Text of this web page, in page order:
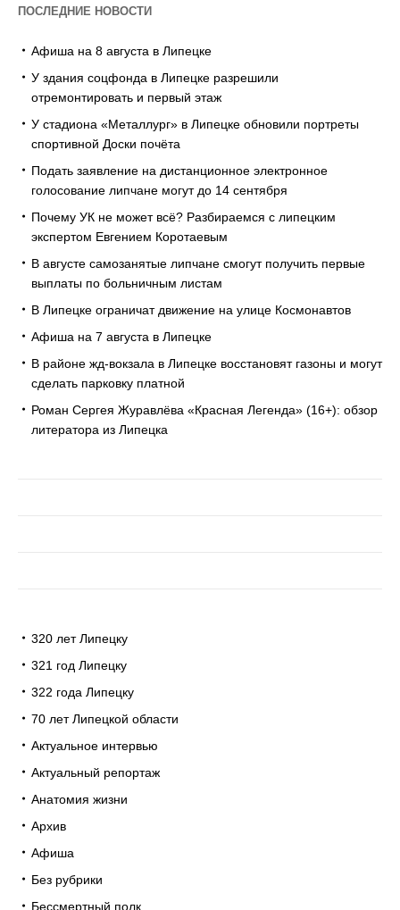
ПОСЛЕДНИЕ НОВОСТИ
Афиша на 8 августа в Липецке
У здания соцфонда в Липецке разрешили
отремонтировать и первый этаж
У стадиона «Металлург» в Липецке обновили портреты
спортивной Доски почёта
Подать заявление на дистанционное электронное
голосование липчане могут до 14 сентября
Почему УК не может всё? Разбираемся с липецким
экспертом Евгением Коротаевым
В августе самозанятые липчане смогут получить первые
выплаты по больничным листам
В Липецке ограничат движение на улице Космонавтов
Афиша на 7 августа в Липецке
В районе жд-вокзала в Липецке восстановят газоны и могут
сделать парковку платной
Роман Сергея Журавлёва «Красная Легенда» (16+): обзор
литератора из Липецка
320 лет Липецку
321 год Липецку
322 года Липецку
70 лет Липецкой области
Актуальное интервью
Актуальный репортаж
Анатомия жизни
Архив
Афиша
Без рубрики
Бессмертный полк